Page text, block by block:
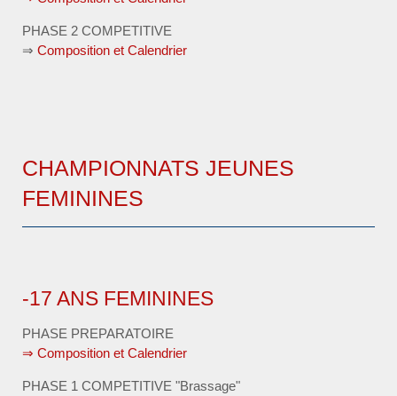
PHASE 2 COMPETITIVE
⇒ Composition et Calendrier
CHAMPIONNATS JEUNES
FEMININES
-17 ANS FEMININES
PHASE PREPARATOIRE
⇒ Composition et Calendrier
PHASE 1 COMPETITIVE "Brassage"